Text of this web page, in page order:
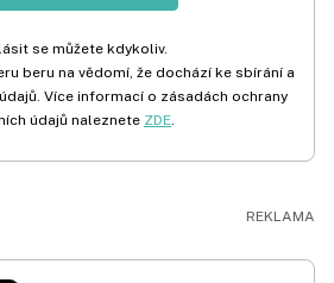
se můžete kdykoliv.
beru na vědomí, že dochází ke sbírání a
Více informací o zásadách ochrany
údajů naleznete ZDE.